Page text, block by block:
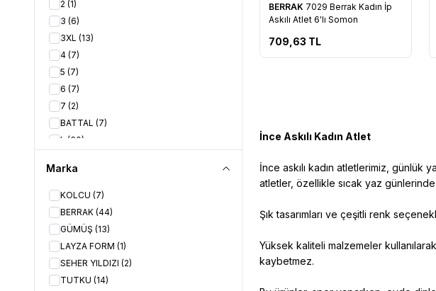
Sarı
Siyah
Somon
Ten
Vişne
Vizon Melanj
Yeşil (5)
2 (1)
3 (6)
3XL (13)
4 (7)
5 (7)
6 (7)
7 (2)
BATTAL (7)
L (60)
L/XL
M(51)
S(7)
S-M(9)
S/M(1)
Standart(5)
XL(57)
Marka
KOLCU (7)
BERRAK (44)
GÜMÜŞ (13)
LAYZA FORM (1)
SEHER YILDIZI (2)
TUTKU (14)
Favorilere Ekle
BERRAK 7029 Berrak Kadın İp
Askılı Atlet 6'lı Somon
709,63 TL
İnce Askılı Kadın Atlet
İnce askılı kadın atletlerimiz, günlük
atletler, özellikle sıcak yaz günlerinde
Şık tasarımları ve çeşitli renk
Yüksek kaliteli malzemeler
kaybetmez.